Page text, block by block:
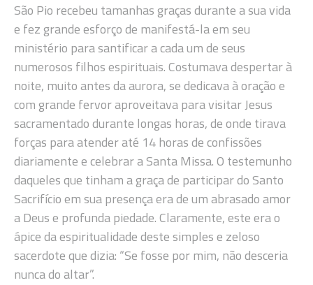
São Pio recebeu tamanhas graças durante a sua vida
e fez grande esforço de manifestá-la em seu
ministério para santificar a cada um de seus
numerosos filhos espirituais. Costumava despertar à
noite, muito antes da aurora, se dedicava à oração e
com grande fervor aproveitava para visitar Jesus
sacramentado durante longas horas, de onde tirava
forças para atender até 14 horas de confissões
diariamente e celebrar a Santa Missa. O testemunho
daqueles que tinham a graça de participar do Santo
Sacrifício em sua presença era de um abrasado amor
a Deus e profunda piedade. Claramente, este era o
ápice da espiritualidade deste simples e zeloso
sacerdote que dizia: “Se fosse por mim, não desceria
nunca do altar”.